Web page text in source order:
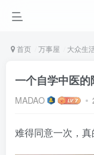
首页 万事屋 大众生
一个自学中医的
MADAO
难得同意一次，真